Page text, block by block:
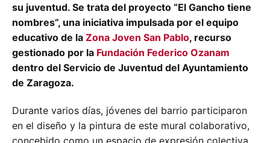
su juventud. Se trata del proyecto “El Gancho tiene
nombres”, una iniciativa impulsada por el equipo
educativo de la Zona Joven San Pablo, recurso
gestionado por la Fundación Federico Ozanam
dentro del Servicio de Juventud del Ayuntamiento
de Zaragoza.
Durante varios días, jóvenes del barrio participaron
en el diseño y la pintura de este mural colaborativo,